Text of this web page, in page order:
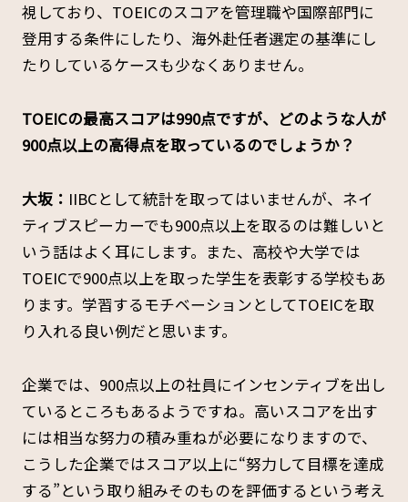
視しており、TOEICのスコアを管理職や国際部門に
登用する条件にしたり、海外赴任者選定の基準にし
たりしているケースも少なくありません。
――TOEICの最高スコアは990点ですが、どのような人が
900点以上の高得点を取っているのでしょうか？
大坂： IIBCとして統計を取ってはいませんが、ネイ
ティブスピーカーでも900点以上を取るのは難しいと
いう話はよく耳にします。また、高校や大学では
TOEICで900点以上を取った学生を表彰する学校もあ
ります。学習するモチベーションとしてTOEICを取
り入れる良い例だと思います。
企業では、900点以上の社員にインセンティブを出し
ているところもあるようですね。高いスコアを出す
には相当な努力の積み重ねが必要になりますので、
こうした企業ではスコア以上に“努力して目標を達成
する”という取り組みそのものを評価するという考え